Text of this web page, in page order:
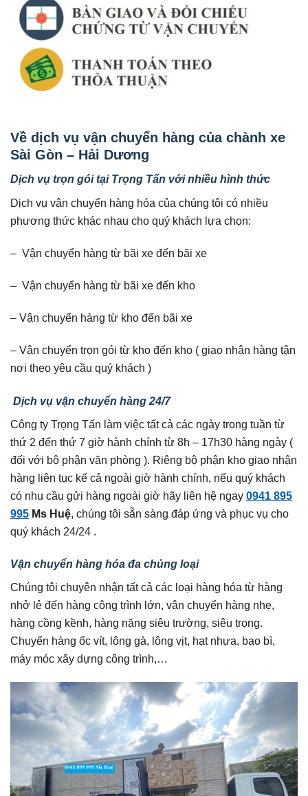
Về dịch vụ vận chuyển hàng của chành xe
Sài Gòn – Hải Dương
Dịch vụ trọn gói tại Trọng Tấn với nhiều hình thức
Dịch vụ vận chuyển hàng hóa của chúng tôi có nhiều
phương thức khác nhau cho quý khách lựa chọn:
– Vận chuyển hàng từ bãi xe đến bãi xe
– Vận chuyển hàng từ bãi xe đến kho
– Vận chuyển hàng từ kho đến bãi xe
– Vận chuyển trọn gói từ kho đến kho ( giao nhận hàng tận
nơi theo yêu cầu quý khách )
Dịch vụ vận chuyển hàng 24/7
Công ty Trọng Tấn làm việc tất cả các ngày trong tuần từ
thứ 2 đến thứ 7 giờ hành chính từ 8h – 17h30 hàng ngày (
đối với bộ phận văn phòng ). Riêng bộ phận kho giao nhận
hàng liên tục kế cả ngoài giờ hành chính, nếu quý khách
có nhu cầu gửi hàng ngoài giờ hãy liên hệ ngay 0941 895
995 Ms Huệ, chúng tôi sẵn sàng đáp ứng và phục vụ cho
quý khách 24/24 .
Vận chuyển hàng hóa đa chủng loại
Chúng tôi chuyên nhận tất cả các loại hàng hóa từ hàng
nhở lẻ đến hàng công trình lớn, vận chuyển hàng nhẹ,
hàng cồng kềnh, hàng nặng siêu trường, siêu trọng.
Chuyển hàng ốc vít, lông gà, lông vịt, hạt nhựa, bao bì,
máy móc xây dựng công trình,…